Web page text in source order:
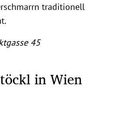
traditionell
45
in Wien